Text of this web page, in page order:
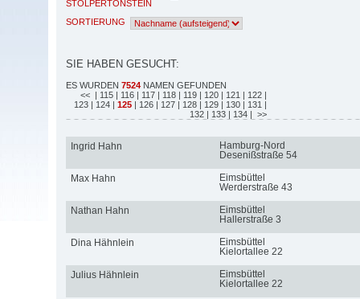
STOLPERTONSTEIN
SORTIERUNG
SIE HABEN GESUCHT:
ES WURDEN 7524 NAMEN GEFUNDEN
<< | 115 | 116 | 117 | 118 | 119 | 120 | 121 | 122 |
123 | 124 | 125 | 126 | 127 | 128 | 129 | 130 | 131 |
132 | 133 | 134 | >>
Ingrid Hahn
Hamburg-Nord
Desenißstraße 54
Max Hahn
Eimsbüttel
Werderstraße 43
Nathan Hahn
Eimsbüttel
Hallerstraße 3
Dina Hähnlein
Eimsbüttel
Kielortallee 22
Julius Hähnlein
Eimsbüttel
Kielortallee 22